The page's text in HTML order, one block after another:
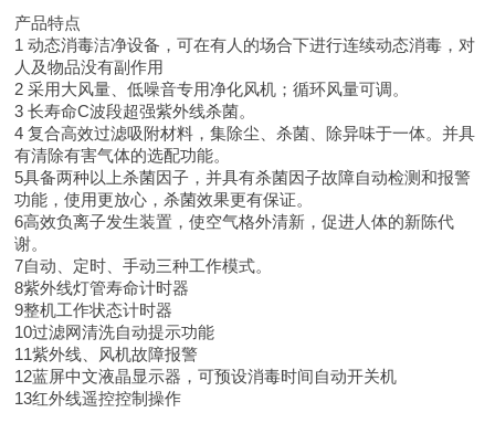
产品特点
1 动态消毒洁净设备，可在有人的场合下进行连续动态消毒，对
人及物品没有副作用
2 采用大风量、低噪音专用净化风机；循环风量可调。
3 长寿命C波段超强紫外线杀菌。
4 复合高效过滤吸附材料，集除尘、杀菌、除异味于一体。并具
有清除有害气体的选配功能。
5具备两种以上杀菌因子，并具有杀菌因子故障自动检测和报警
功能，使用更放心，杀菌效果更有保证。
6高效负离子发生装置，使空气格外清新，促进人体的新陈代
谢。
7自动、定时、手动三种工作模式。
8紫外线灯管寿命计时器
9整机工作状态计时器
10过滤网清洗自动提示功能
11紫外线、风机故障报警
12蓝屏中文液晶显示器，可预设消毒时间自动开关机
13红外线遥控控制操作